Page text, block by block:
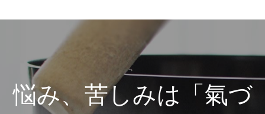
悩み、苦しみは「氣づ